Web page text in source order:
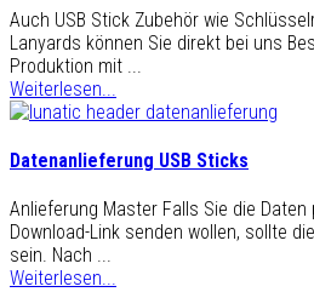
Auch USB Stick Zubehör wie
Lanyards können Sie direkt bei uns
Produktion mit ...
Weiterlesen...
Datenanlieferung USB Sticks
Anlieferung Master Falls Sie die Daten
Download-Link senden wollen, sollte
sein. Nach ...
Weiterlesen...